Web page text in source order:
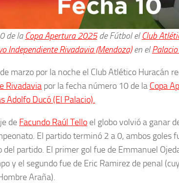
de la Copa Apertura 2025de Fútbol elClub
Independiente Rivadavia (Mendoza)en el
marzo por la noche el Club Atlético Huracán
Rivadavia por la fecha número 10 de la Copa
Adolfo Ducó (El Palacio).
de Facundo Raúl Tello el globo volvió a ganar
El partido terminó 2 a 0, ambos goles
del partido. El primer gol fue de Emmanuel
y el segundo fue de Eric Ramirez de penal
Araña).